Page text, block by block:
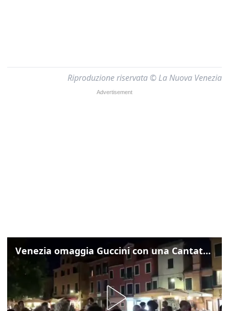
Riproduzione riservata © La Nuova Venezia
Venezia omaggia Guccini con una Cantata Anarchica in campo Santa Margherita